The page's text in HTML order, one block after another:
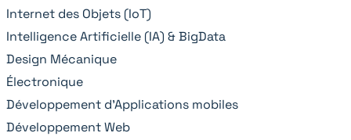
Internet des Objets (IoT)
Intelligence Artificielle (IA) & BigData
Design Mécanique
Électronique
Développement d’Applications mobiles
Développement Web